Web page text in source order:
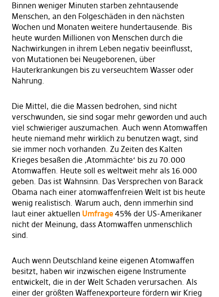
Binnen weniger Minuten starben zehntausende
Menschen, an den Folgeschäden in den nächsten
Wochen und Monaten weitere hundertausende. Bis
heute wurden Millionen von Menschen durch die
Nachwirkungen in ihrem Leben negativ beeinflusst,
von Mutationen bei Neugeborenen, über
Hauterkrankungen bis zu verseuchtem Wasser oder
Nahrung.
Die Mittel, die die Massen bedrohen, sind nicht
verschwunden, sie sind sogar mehr geworden und auch
viel schwieriger auszumachen. Auch wenn Atomwaffen
heute niemand mehr wirklich zu benutzen wagt, sind
sie immer noch vorhanden. Zu Zeiten des Kalten
Krieges besaßen die ‚Atommächte‘ bis zu 70.000
Atomwaffen. Heute soll es weltweit mehr als 16.000
geben. Das ist Wahnsinn. Das Versprechen von Barack
Obama nach einer atomwaffenfreien Welt ist bis heute
wenig realistisch. Warum auch, denn immerhin sind
laut einer aktuellen Umfrage45% der US-Amerikaner
nicht der Meinung, dass Atomwaffen unmenschlich
sind.
Auch wenn Deutschland keine eigenen Atomwaffen
besitzt, haben wir inzwischen eigene Instrumente
entwickelt, die in der Welt Schaden verursachen. Als
einer der größten Waffenexporteure fördern wir Krieg